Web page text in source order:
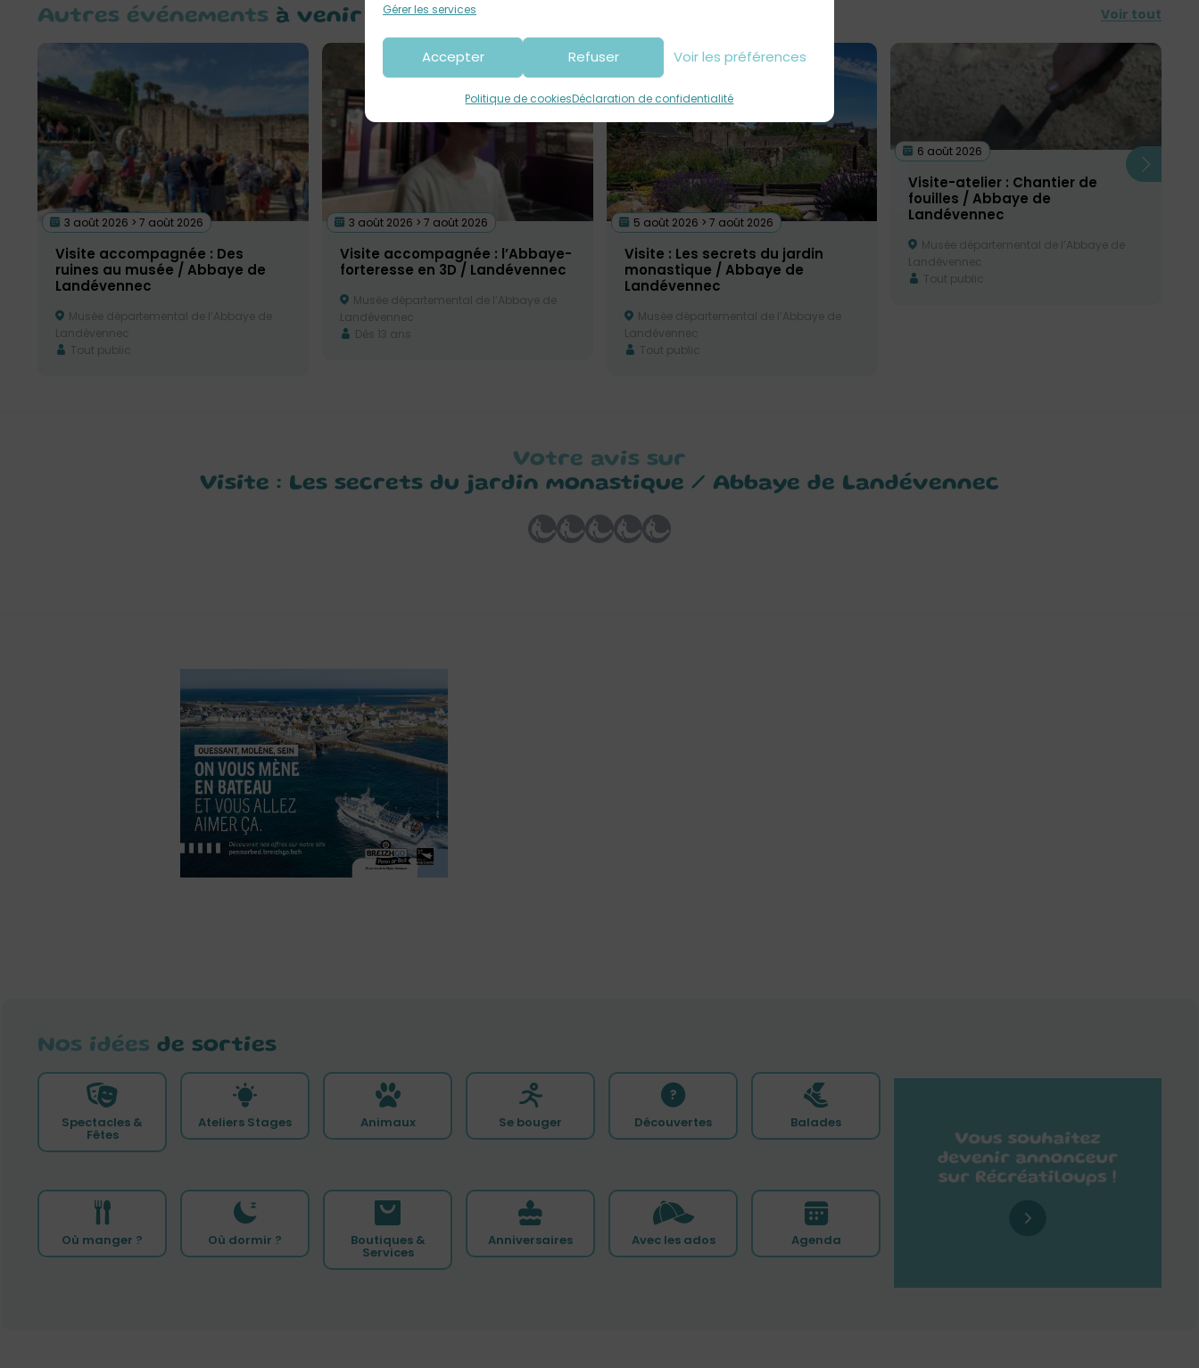
Gérer les services
Accepter Refuser Voir les préférences
Politique de cookiesDéclaration de confidentialité
Autres événements à venir Voir tout
3 août 2026 > 7 août 2026
Visite accompagnée : Des
ruines au musée / Abbaye de
Landévennec
Musée départemental de l’Abbaye de
Landévennec
Tout public
3 août 2026 > 7 août 2026
Visite accompagnée : l’Abbaye-
forteresse en 3D / Landévennec
Musée départemental de l’Abbaye de
Landévennec
Dès 13 ans
5 août 2026 > 7 août 2026
Visite : Les secrets du jardin
monastique / Abbaye de
Landévennec
Musée départemental de l’Abbaye de
Landévennec
Tout public
6 août 2026
Visite-atelier : Chantier de
fouilles / Abbaye de
Landévennec
Musée départemental de l’Abbaye de
Landévennec
Tout public
Votre avis sur
Visite : Les secrets du jardin monastique / Abbaye de Landévennec
Nos idées de sorties
Spectacles &
Fêtes
Ateliers Stages Animaux Se bouger Découvertes Balades
Où manger ? Où dormir ? Boutiques &
Services
Anniversaires Avec les ados Agenda